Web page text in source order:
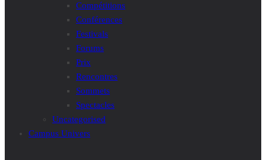
Compétitions
Conférences
Festivals
Forums
Prix
Rencontres
Sommets
Spectacles
Uncategorised
Campus Univers